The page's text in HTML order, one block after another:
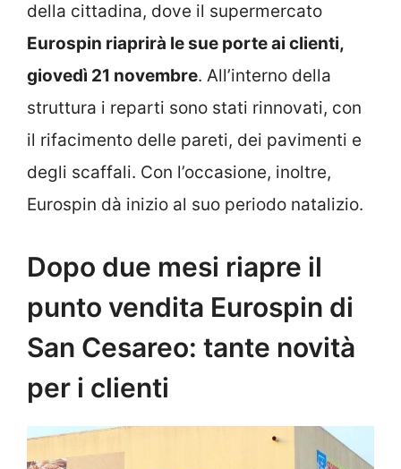
della cittadina, dove il supermercato
Eurospin riaprirà le sue porte ai clienti,
giovedì 21 novembre. All’interno della
struttura i reparti sono stati rinnovati, con
il rifacimento delle pareti, dei pavimenti e
degli scaffali. Con l’occasione, inoltre,
Eurospin dà inizio al suo periodo natalizio.
Dopo due mesi riapre il
punto vendita Eurospin di
San Cesareo: tante novità
per i clienti